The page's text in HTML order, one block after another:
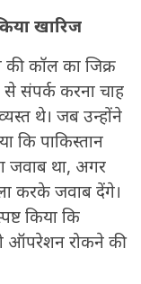
खारिज
की कॉल का जिक्र
संपर्क करना चाह
थे। जब उन्होंने
कि पाकिस्तान
जवाब था, अगर
करके जवाब देंगे।
किया कि
ऑपरेशन रोकने की